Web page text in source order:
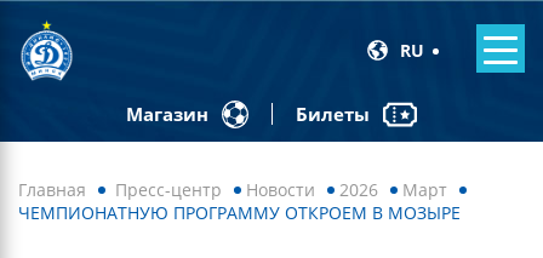
RU
Магазин Билеты
Главная Пресс-центр Новости 2026
Март
ЧЕМПИОНАТНУЮ ПРОГРАММУ ОТКРОЕМ В МОЗЫРЕ